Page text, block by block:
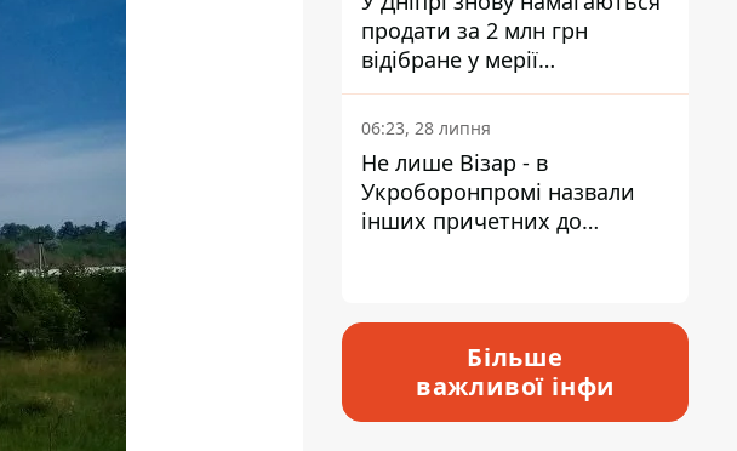
продати за 2 млн грн
відібране у мерії
приміщення Укрпошти
06:23, 28 липня
Не лише Візар - в
Укроборонпромі назвали
інших причетних до
Більше
важливої інфи